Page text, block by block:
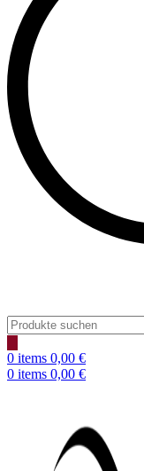
Products
search
0 items 0,00 €
0 items 0,00 €